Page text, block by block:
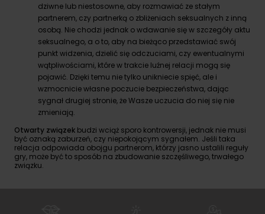
dziwne lub niestosowne, aby rozmawiać ze stałym
partnerem, czy partnerką o zbliżeniach seksualnych z inną
osobą. Nie chodzi jednak o wdawanie się w szczegóły aktu
seksualnego, a o to, aby na bieżąco przedstawiać swój
punkt widzenia, dzielić się odczuciami, czy ewentualnymi
wątpliwościami, które w trakcie luźnej relacji mogą się
pojawić. Dzięki temu nie tylko unikniecie spięć, ale i
wzmocnicie własne poczucie bezpieczeństwa, dając
sygnał drugiej stronie, że Wasze uczucia do niej się nie
zmieniają.
Otwarty związek budzi wciąż sporo kontrowersji, jednak nie musi
być oznaką zaburzeń, czy niepokojącym sygnałem. Jeśli taka
relacja odpowiada obojgu partnerom, którzy jasno ustalili reguły
gry, może być to sposób na zbudowanie szczęśliwego, trwałego
związku.